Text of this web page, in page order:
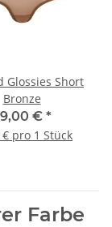
Glossies Short
Bronze
€ *
€ pro 1 Stück
Farbe